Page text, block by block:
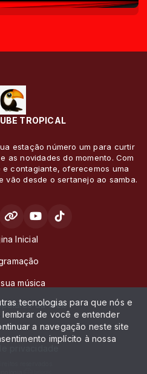
TROPICAL
estação número um para curtir
as novidades do momento. Com
contagiante, oferecemos uma
vão desde o sertanejo ao samba.
Inicial
música
da Web
privacidade
tecnologias para que nós e
lembrar de você e entender
a navegação neste site
implícito à nossa